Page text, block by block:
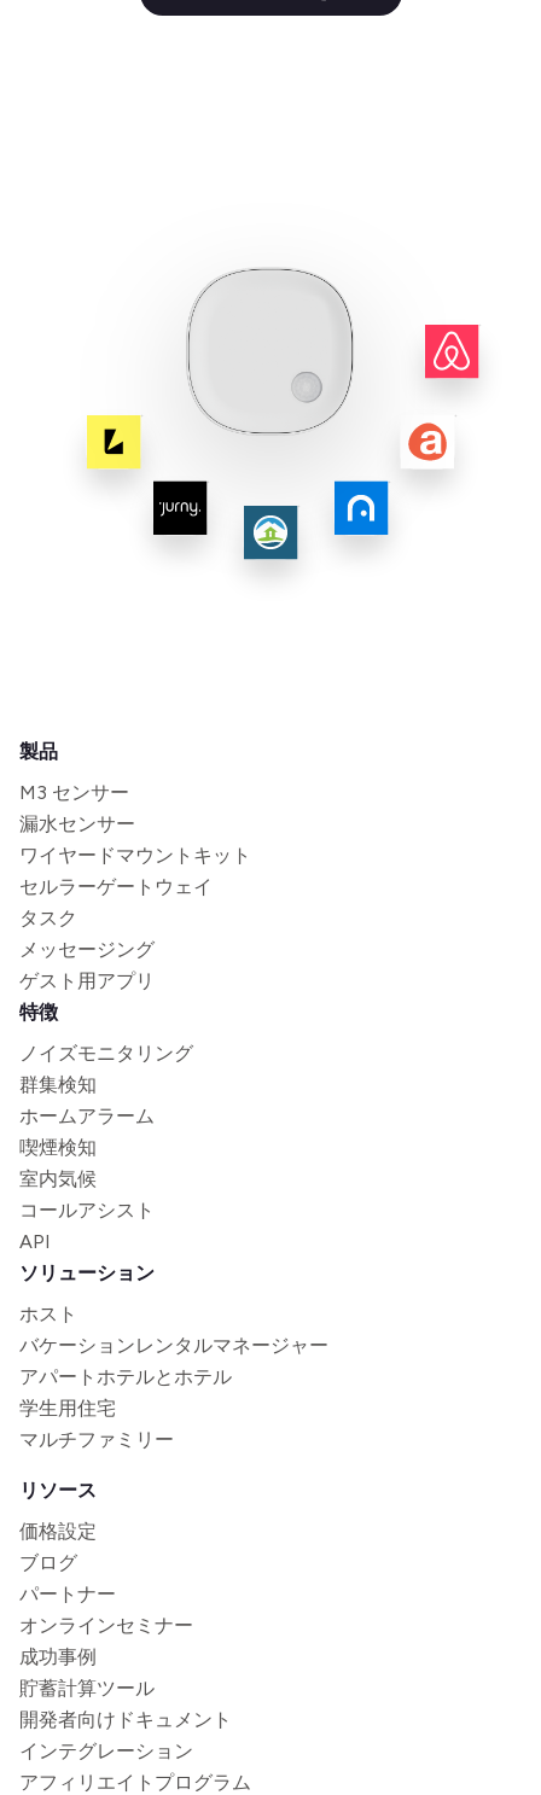
製品
M3 センサー
漏水センサー
ワイヤードマウントキット
セルラーゲートウェイ
タスク
メッセージング
ゲスト用アプリ
特徴
ノイズモニタリング
群集検知
ホームアラーム
喫煙検知
室内気候
コールアシスト
API
ソリューション
ホスト
バケーションレンタルマネージャー
アパートホテルとホテル
学生用住宅
マルチファミリー
リソース
価格設定
ブログ
パートナー
オンラインセミナー
成功事例
貯蓄計算ツール
開発者向けドキュメント
インテグレーション
アフィリエイトプログラム